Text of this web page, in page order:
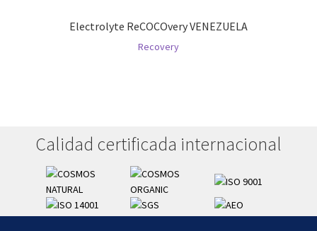
Electrolyte ReCOCOvery VENEZUELA
Recovery
Calidad certificada internacional